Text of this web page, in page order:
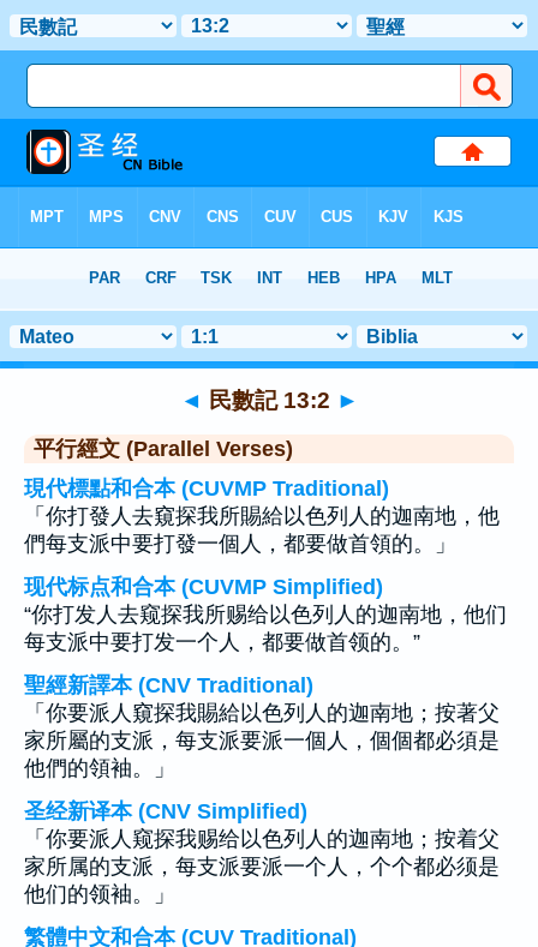
> 聖經金句 2
◄ 民數記 13:2 ►
平行經文 (Parallel Verses)
現代標點和合本 (CUVMP Traditional)
「你打發人去窺探我所賜給以色列人的迦南地，他
們每支派中要打發一個人，都要做首領的。」
现代标点和合本 (CUVMP Simplified)
“你打发人去窥探我所赐给以色列人的迦南地，他们
每支派中要打发一个人，都要做首领的。”
聖經新譯本 (CNV Traditional)
「你要派人窺探我賜給以色列人的迦南地；按著父
家所屬的支派，每支派要派一個人，個個都必須是
他們的領袖。」
圣经新译本 (CNV Simplified)
「你要派人窥探我赐给以色列人的迦南地；按着父
家所属的支派，每支派要派一个人，个个都必须是
他们的领袖。」
繁體中文和合本 (CUV Traditional)